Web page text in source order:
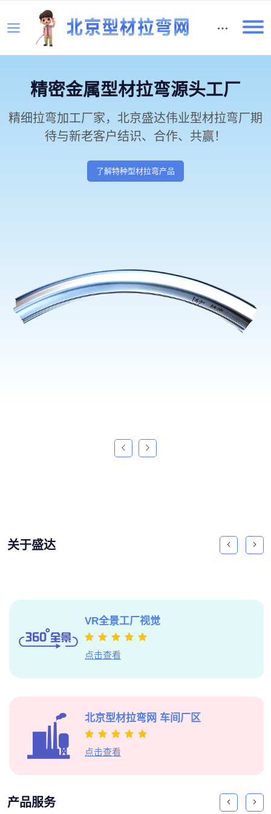
精密金属型材拉弯源头工厂
精细拉弯加工厂家，北京盛达伟业型材拉弯厂期
待与新老客户结识、合作、共赢！
了解特种型材拉弯产品
关于盛达
VR全景工厂视觉
点击查看
北京型材拉弯网 车间厂区
点击查看
产品服务